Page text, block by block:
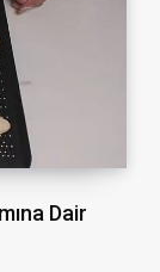
Dair